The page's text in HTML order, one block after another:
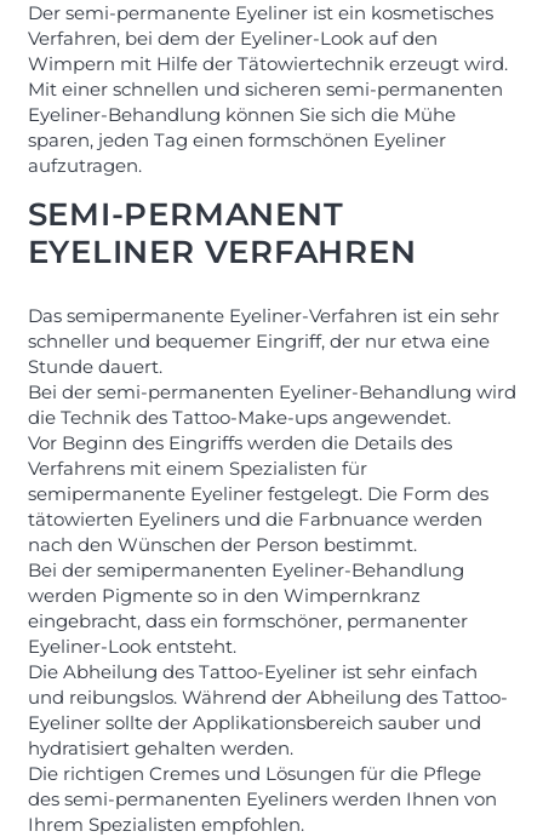
Der semi-permanente Eyeliner ist ein kosmetisches
Verfahren, bei dem der Eyeliner-Look auf den
Wimpern mit Hilfe der Tätowiertechnik erzeugt wird.
Mit einer schnellen und sicheren semi-permanenten
Eyeliner-Behandlung können Sie sich die Mühe
sparen, jeden Tag einen formschönen Eyeliner
aufzutragen.
SEMI-PERMANENT
EYELINER VERFAHREN
Das semipermanente Eyeliner-Verfahren ist ein sehr
schneller und bequemer Eingriff, der nur etwa eine
Stunde dauert.
Bei der semi-permanenten Eyeliner-Behandlung wird
die Technik des Tattoo-Make-ups angewendet.
Vor Beginn des Eingriffs werden die Details des
Verfahrens mit einem Spezialisten für
semipermanente Eyeliner festgelegt. Die Form des
tätowierten Eyeliners und die Farbnuance werden
nach den Wünschen der Person bestimmt.
Bei der semipermanenten Eyeliner-Behandlung
werden Pigmente so in den Wimpernkranz
eingebracht, dass ein formschöner, permanenter
Eyeliner-Look entsteht.
Die Abheilung des Tattoo-Eyeliner ist sehr einfach
und reibungslos. Während der Abheilung des Tattoo-
Eyeliner sollte der Applikationsbereich sauber und
hydratisiert gehalten werden.
Die richtigen Cremes und Lösungen für die Pflege
des semi-permanenten Eyeliners werden Ihnen von
Ihrem Spezialisten empfohlen.